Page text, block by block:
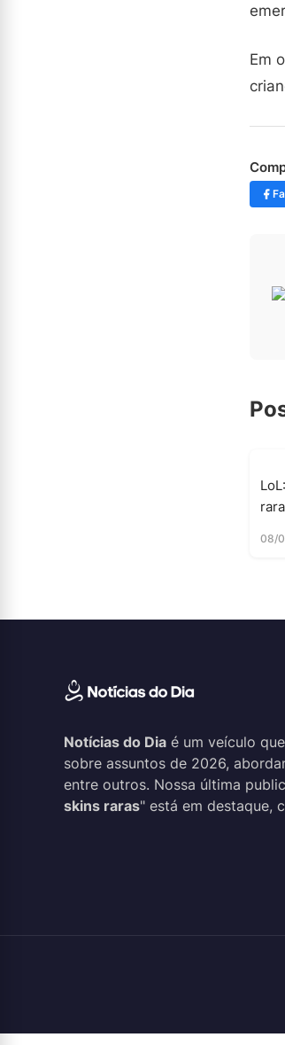
Em
08/
Notícias do Dia é um veículo
sobre assuntos de 2026,
entre outros. Nossa última
skins raras" está em destaque,